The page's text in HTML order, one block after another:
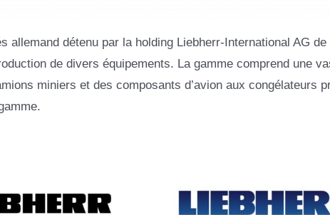
allemand détenu par la holding Liebherr-International AG de
de divers équipements. La gamme comprend une
miniers et des composants d’avion aux congélateurs